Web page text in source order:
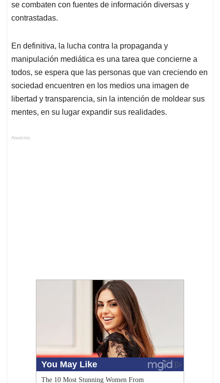
se combaten con fuentes de información diversas y
contrastadas.
En definitiva, la lucha contra la propaganda y
manipulación mediática es una tarea que concierne a
todos, se espera que las personas que van creciendo en
sociedad encuentren en los medios una imagen de
libertad y transparencia, sin la intención de moldear sus
mentes, en su lugar expandir sus realidades.
Anuncios.